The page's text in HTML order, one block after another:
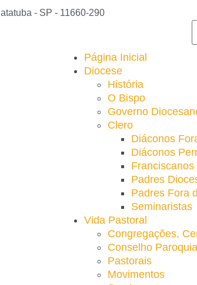
- SP - 11660-290
Página Inicial
Diocese
História
O Bispo
Governo
Clero
Diáconos
Diáconos
Padres
Padres Fora
Seminaristas
Vida Pastoral
Congregações,
Conselho
Pastorais
Movimentos